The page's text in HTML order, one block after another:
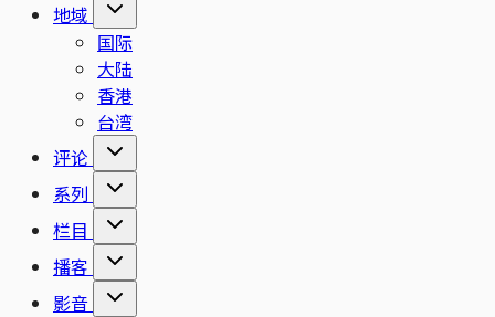
地域
国际
大陆
香港
台湾
评论
系列
栏目
播客
影音